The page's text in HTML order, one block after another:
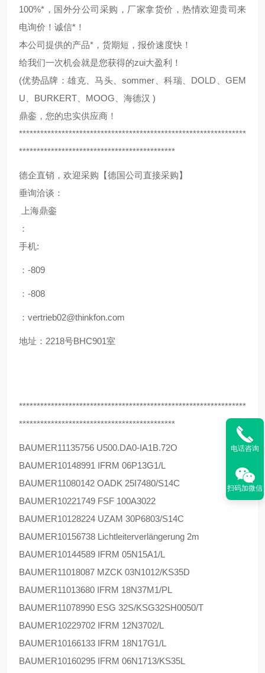
100%*，国外分公司采购，厂家拿货价，热情欢迎贵司来
电询价！诚信*！
本公司提供的产品*，货期短，报价速度快！
给我们一次机会就是您获得的zui大盈利！
(优势品牌：雄克、马头、sommer、科瑞、DOLD、GEM
U、BURKERT、MOOG、海德汉 )
鼎銮，您的忠实供应商！
****************************************************************
********************************************
德企直销，欢迎采购【德国公司直接采购】
垂询洽谈：
上海鼎銮
：
手机:
：-809
：-808
：vertrieb02@thinkfon.com
地址：2218号BHC901室
****************************************************************
********************************************
BAUMER11135756 U500.DA0-IA1B.72O
BAUMER10148991 IFRM 06P13G1/L
BAUMER11080142 OADK 25I7480/S14C
BAUMER10221749 FSF 100A3022
BAUMER10128224 UZAM 30P6803/S14C
BAUMER10156738 Lichtleiterverlängerung 2m
BAUMER10144589 IFRM 05N15A1/L
BAUMER11018087 MZCK 03N1012/KS35D
BAUMER11013680 IFRM 18N37M1/PL
BAUMER11078990 ESG 32S/KSG32SH0050/T
BAUMER10229702 IFRM 12N3702/L
BAUMER10166133 IFRM 18N17G1/L
BAUMER10160295 IFRM 06N1713/KS35L
电话咨询
扫码加微信